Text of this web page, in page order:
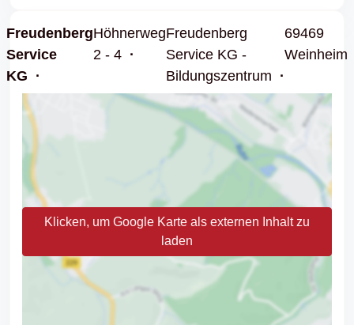
Freudenberg
Service
KG
Höhnerweg
2 - 4
Freudenberg
Service KG -
Bildungszentrum
69469
Weinheim
Klicken, um Google Karte als externen Inhalt zu
laden